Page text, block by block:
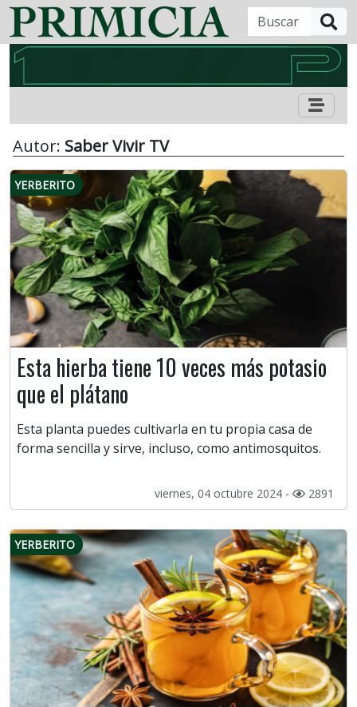
Autor: Saber Vivir TV
YERBERITO
Esta hierba tiene 10 veces más potasio
que el plátano
Esta planta puedes cultivarla en tu propia casa de
forma sencilla y sirve, incluso, como antimosquitos.
viernes, 04 octubre 2024 - 2891
YERBERITO